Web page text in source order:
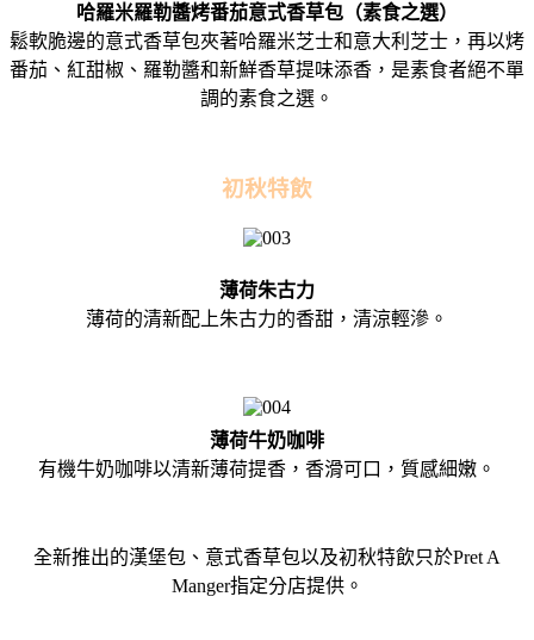
哈羅米羅勒醬烤番茄意式香草包（素食之選）
鬆軟脆邊的意式香草包夾著哈羅米芝士和意大利芝士，再以烤
番茄、紅甜椒、羅勒醬和新鮮香草提味添香，是素食者絕不單
調的素食之選。
初秋特飲
薄荷朱古力
薄荷的清新配上朱古力的香甜，清涼輕滲。
薄荷牛奶咖啡
有機牛奶咖啡以清新薄荷提香，香滑可口，質感細嫩。
全新推出的漢堡包、意式香草包以及初秋特飲只於Pret A
Manger指定分店提供。